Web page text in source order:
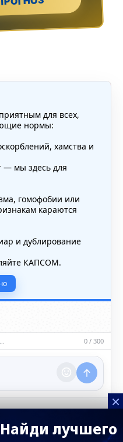
для всех,
нормы:
хамства и
— мы здесь для
гомофобии или
караются
и дублирование
КАПСОМ.
— свои или чужие
вправе удалять
к чату при
0 / 300
×
Найди лучшего